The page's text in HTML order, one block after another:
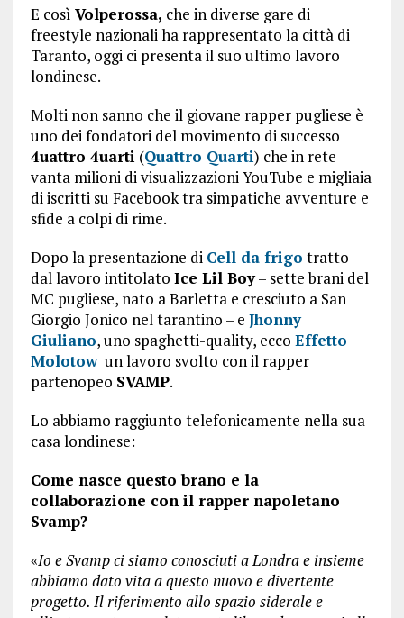
E cosìVolperossa, che in diverse gare di
freestyle nazionali ha rappresentato la città di
Taranto, oggi ci presenta il suo ultimo lavoro
londinese.
Molti non sanno che il giovane rapper pugliese è
uno dei fondatori del movimento di successo
4uattro 4uarti (Quattro Quarti) che in rete
vanta milioni di visualizzazioni YouTube e migliaia
di iscritti su Facebook tra simpatiche avventure e
sfide a colpi di rime.
Dopo la presentazione di Cell da frigo tratto
dal lavoro intitolato Ice Lil Boy– sette brani del
MC pugliese, nato a Barletta e cresciuto a San
Giorgio Jonico nel tarantino – e Jhonny
Giuliano, uno spaghetti-quality, ecco Effetto
Molotowun lavoro svolto con il rapper
partenopeo SVAMP.
Lo abbiamo raggiunto telefonicamente nella sua
casa londinese:
Come nasce questo brano e la
collaborazione con il rapper napoletano
Svamp?
«Io e Svamp ci siamo conosciuti a Londra e insieme
abbiamo dato vita a questo nuovo e divertente
progetto. Il riferimento allo spazio siderale e